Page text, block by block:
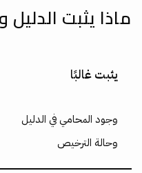
ماذا يثبت الدليل
يثبت غالبًا
وجود المحامي في الدليل
وحالة الترخيص